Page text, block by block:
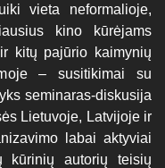
vieta neformalioje,
kino kūrėjams
kitų pajūrio kaimynių
– susitikimai su
seminaras-diskusija
Lietuvoje, Latvijoje ir
labai aktyviai
kūrinių autorių teisių